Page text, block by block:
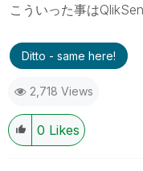
こういった事は
Ditto - same here!
2,718 Views
0 Likes